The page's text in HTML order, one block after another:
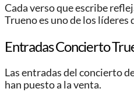
Cada verso que escribe
Trueno es uno de los
Entradas Concierto
Las entradas del concierto
han puesto a la venta.